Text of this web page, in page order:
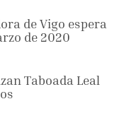
de Vigo espera
de 2020
Taboada Leal